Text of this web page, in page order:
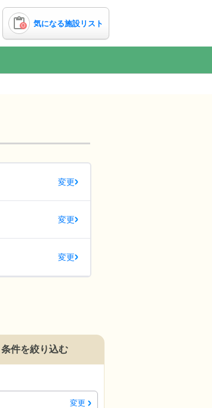
0 気になる施設リスト
変更
変更
変更
条件を絞り込む
変更